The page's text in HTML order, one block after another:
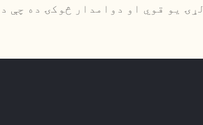
لړۍ یو قوي او دوامدار څوکۍ ده چې د